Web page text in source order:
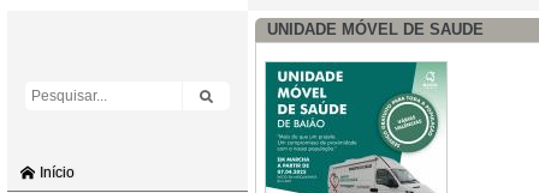
Início
UNIDADE MÓVEL DE SAUDE